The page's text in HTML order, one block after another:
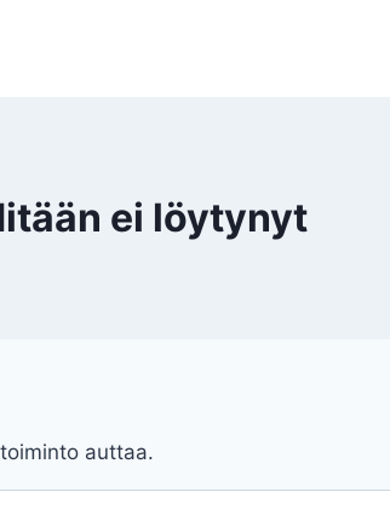
ei löytynyt
auttaa.